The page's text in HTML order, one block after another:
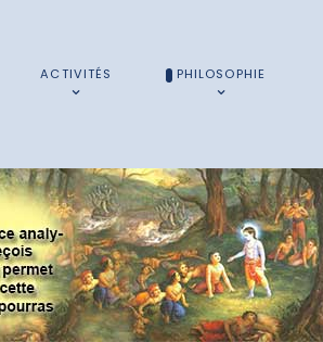
ACTIVITÉS PHILOSOPHIE